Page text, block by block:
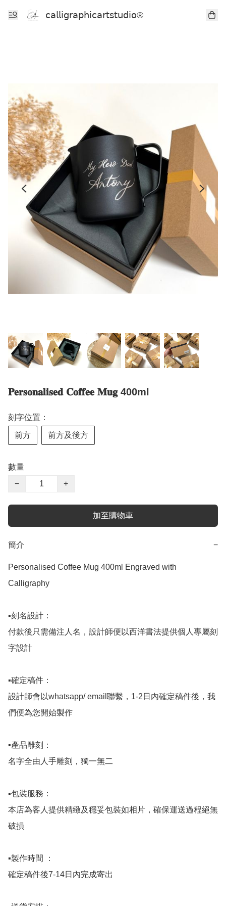
𝖼𝖺𝗅𝗅𝗂𝗀𝗋𝖺𝗉𝗁𝗂𝖼𝖺𝗋𝗍𝗌𝗍𝗎𝖽𝗂𝗈®
𝐏𝐞𝐫𝐬𝐨𝐧𝐚𝐥𝐢𝐬𝐞𝐝 𝐂𝐨𝐟𝐟𝐞𝐞 𝐌𝐮𝐠 400ml
刻字位置：
前方 前方及後方
數量
−
+
加至購物車
簡介 −
Personalised Coffee Mug 400ml Engraved with
Calligraphy
▪️刻名設計：
付款後只需備注人名，設計師便以西洋書法提供個人專屬刻
字設計
▪️確定稿件：
設計師會以whatsapp/ email聯繫，1-2日內確定稿件後，我
們便為您開始製作
▪️產品雕刻：
名字全由人手雕刻，獨一無二
▪️包裝服務：
本店為客人提供精緻及穩妥包裝如相片，確保運送過程絕無
破損
▪️製作時間 ：
確定稿件後7-14日內完成寄出